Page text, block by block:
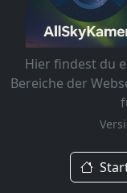
Hier findest du
Bereiche der